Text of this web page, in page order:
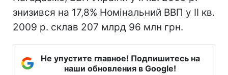
знизився на 17,8% Номінальний ВВП у ІІ кв.
2009 р. склав 207 млрд 96 млн грн.
Не упустите главное! Подпишитесь на
наши обновления в Google!